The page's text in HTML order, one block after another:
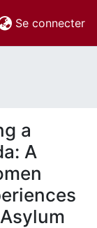
Se connecter
a
A